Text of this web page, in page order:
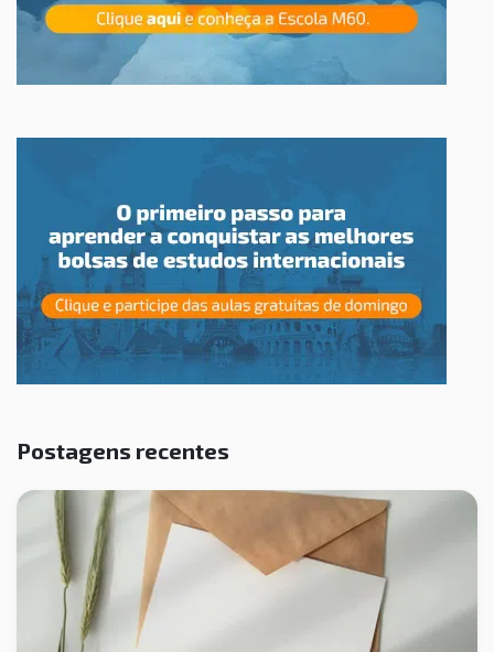
Postagens recentes